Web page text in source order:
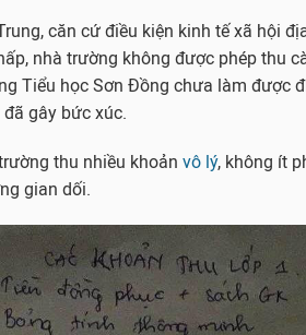
căn cứ điều kiện kinh tế xã hội
nhà trường không được phép thu
Tiểu học Sơn Đồng chưa làm được
gây bức xúc.
thu nhiều khoản vô lý, không ít
gian dối.